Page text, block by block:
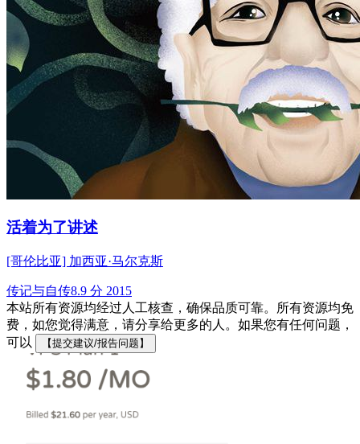
活着为了讲述
[哥伦比亚] 加西亚·马尔克斯
传记与自传8.9 分 2015
本站所有资源均经过人工核查，确保品质可靠。所有资源均免
费，如您觉得满意，请分享给更多的人。如果您有任何问题，
可以
【提交建议/报告问题】